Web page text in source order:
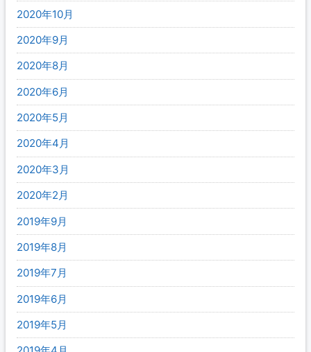
2020年10月
2020年9月
2020年8月
2020年6月
2020年5月
2020年4月
2020年3月
2020年2月
2019年9月
2019年8月
2019年7月
2019年6月
2019年5月